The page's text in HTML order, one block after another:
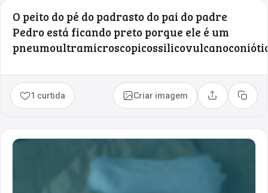
O peito do pé do padrasto do pai do padre
Pedro está ficando preto porque ele é um
1 curtida Criar imagem Compartilhar
Copiar